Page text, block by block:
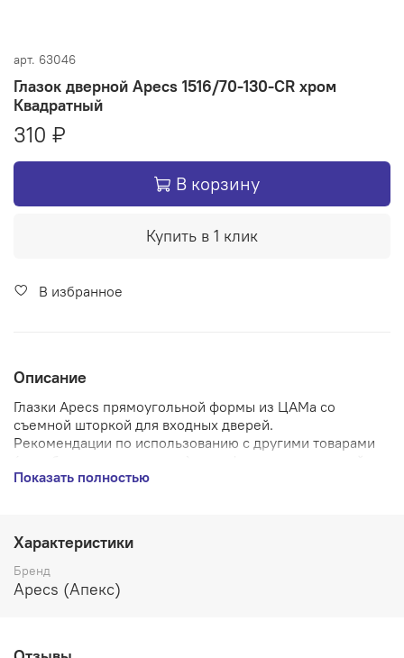
арт. 63046
Глазок дверной Apecs 1516/70-130-CR хром
Квадратный
310 ₽
В корзину
Купить в 1 клик
В избранное
Описание
Глазки Apecs прямоугольной формы из ЦАМа со
съемной шторкой для входных дверей.
Рекомендации по использованию с другими товарами
двери в едином стиле:
- броненакладка Apecs Pro 50/27-DP-15 или
установочная пластина для накладок Avers 50/8-DP-15-
CR совместно с защитной накладкой Avers Pro 50/11-CR
,
Показать полностью
Характеристики
Бренд
Apecs (Апекс)